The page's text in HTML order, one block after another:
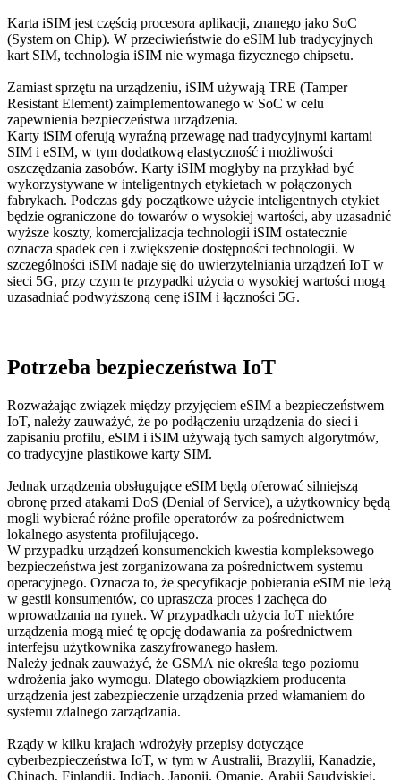
Karta iSIM jest częścią procesora aplikacji, znanego jako SoC
(System on Chip). W przeciwieństwie do eSIM lub tradycyjnych
kart SIM, technologia iSIM nie wymaga fizycznego chipsetu.
Zamiast sprzętu na urządzeniu, iSIM używają TRE (Tamper
Resistant Element) zaimplementowanego w SoC w celu
zapewnienia bezpieczeństwa urządzenia.
Karty iSIM oferują wyraźną przewagę nad tradycyjnymi kartami
SIM i eSIM, w tym dodatkową elastyczność i możliwości
oszczędzania zasobów. Karty iSIM mogłyby na przykład być
wykorzystywane w inteligentnych etykietach w połączonych
fabrykach. Podczas gdy początkowe użycie inteligentnych etykiet
będzie ograniczone do towarów o wysokiej wartości, aby uzasadnić
wyższe koszty, komercjalizacja technologii iSIM ostatecznie
oznacza spadek cen i zwiększenie dostępności technologii. W
szczególności iSIM nadaje się do uwierzytelniania urządzeń IoT w
sieci 5G, przy czym te przypadki użycia o wysokiej wartości mogą
uzasadniać podwyższoną cenę iSIM i łączności 5G.
Potrzeba bezpieczeństwa IoT
Rozważając związek między przyjęciem eSIM a bezpieczeństwem
IoT, należy zauważyć, że po podłączeniu urządzenia do sieci i
zapisaniu profilu, eSIM i iSIM używają tych samych algorytmów,
co tradycyjne plastikowe karty SIM.
Jednak urządzenia obsługujące eSIM będą oferować silniejszą
obronę przed atakami DoS (Denial of Service), a użytkownicy będą
mogli wybierać różne profile operatorów za pośrednictwem
lokalnego asystenta profilującego.
W przypadku urządzeń konsumenckich kwestia kompleksowego
bezpieczeństwa jest zorganizowana za pośrednictwem systemu
operacyjnego. Oznacza to, że specyfikacje pobierania eSIM nie leżą
w gestii konsumentów, co upraszcza proces i zachęca do
wprowadzania na rynek. W przypadkach użycia IoT niektóre
urządzenia mogą mieć tę opcję dodawania za pośrednictwem
interfejsu użytkownika zaszyfrowanego hasłem.
Należy jednak zauważyć, że GSMA nie określa tego poziomu
wdrożenia jako wymogu. Dlatego obowiązkiem producenta
urządzenia jest zabezpieczenie urządzenia przed włamaniem do
systemu zdalnego zarządzania.
Rządy w kilku krajach wdrożyły przepisy dotyczące
cyberbezpieczeństwa IoT, w tym w Australii, Brazylii, Kanadzie,
Chinach, Finlandii, Indiach, Japonii, Omanie, Arabii Saudyjskiej,